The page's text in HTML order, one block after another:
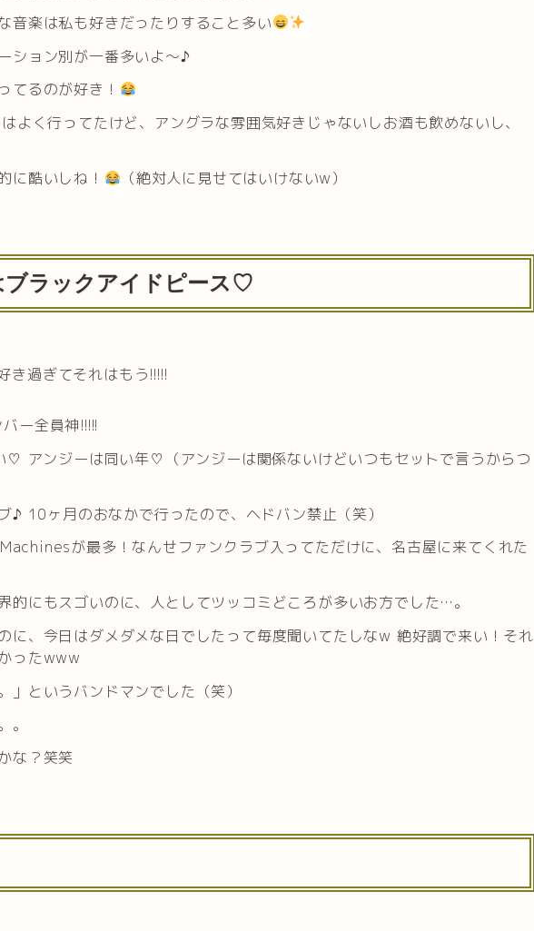
音楽は私も好きだったりすること多い
ション別が一番多いよ〜♪
てるのが好き！
よく行ってたけど、アングラな雰囲気好きじゃないしお酒も飲めないし、
に酷いしね！
（絶対人に見せてはいけないw）
ブラックアイドピース♡
き過ぎてそれはもう!!!!!
ー全員神!!!!!
♡ アンジーは同い年♡（アンジーは関係ないけどいつもセットで言うからつ
♪ 10ヶ月のおなかで行ったので、ヘドバン禁止（笑）
が最多！なんせファンクラブ入ってただけに、名古屋に来てくれた
的にもスゴいのに、人としてツッコミどころが多いお方でした…。
に、今日はダメダメな日でしたって毎度聞いてたしなw 絶好調で来い！それ
ったwww
」というバンドマンでした（笑）
。
な？笑笑